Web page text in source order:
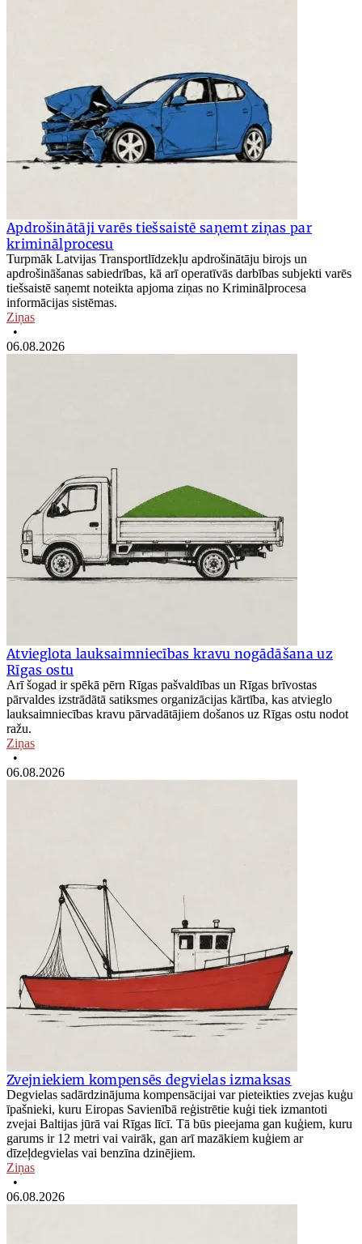
Apdrošinātāji varēs tiešsaistē saņemt ziņas par
kriminālprocesu
Turpmāk Latvijas Transportlīdzekļu apdrošinātāju birojs un
apdrošināšanas sabiedrības, kā arī operatīvās darbības subjekti varēs
tiešsaistē saņemt noteikta apjoma ziņas no Kriminālprocesa
informācijas sistēmas.
Ziņas
•
06.08.2026
Atvieglota lauksaimniecības kravu nogādāšana uz
Rīgas ostu
Arī šogad ir spēkā pērn Rīgas pašvaldības un Rīgas brīvostas
pārvaldes izstrādātā satiksmes organizācijas kārtība, kas atvieglo
lauksaimniecības kravu pārvadātājiem došanos uz Rīgas ostu nodot
ražu.
Ziņas
•
06.08.2026
Zvejniekiem kompensēs degvielas izmaksas
Degvielas sadārdzinājuma kompensācijai var pieteikties zvejas kuģu
īpašnieki, kuru Eiropas Savienībā reģistrētie kuģi tiek izmantoti
zvejai Baltijas jūrā vai Rīgas līcī. Tā būs pieejama gan kuģiem, kuru
garums ir 12 metri vai vairāk, gan arī mazākiem kuģiem ar
dīzeļdegvielas vai benzīna dzinējiem.
Ziņas
•
06.08.2026